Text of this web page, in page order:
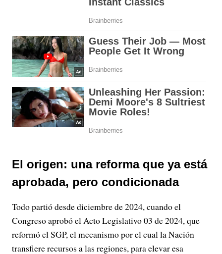
El origen: una reforma que ya está
aprobada, pero condicionada
Todo partió desde diciembre de 2024, cuando el
Congreso aprobó el Acto Legislativo 03 de 2024, que
reformó el SGP, el mecanismo por el cual la Nación
transfiere recursos a las regiones, para elevar esa